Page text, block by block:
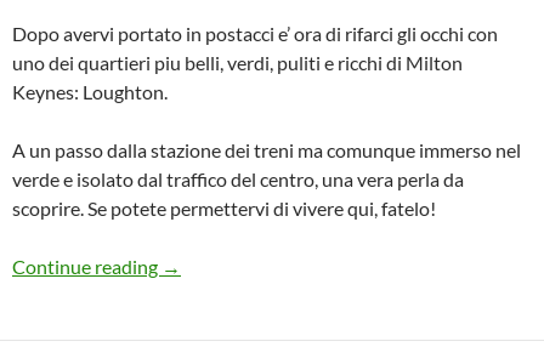
Dopo avervi portato in postacci e’ ora di rifarci gli occhi con
uno dei quartieri piu belli, verdi, puliti e ricchi di Milton
Keynes: Loughton.
A un passo dalla stazione dei treni ma comunque immerso nel
verde e isolato dal traffico del centro, una vera perla da
scoprire. Se potete permettervi di vivere qui, fatelo!
Continue reading Quartieri di Milton Keynes #4: Loughton
→